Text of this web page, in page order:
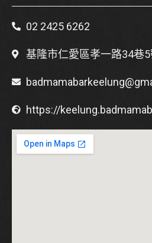
02 2425 6262
基隆市仁愛區孝一路34巷
https://